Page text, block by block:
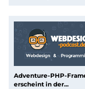
Adventure-PHP-
erscheint in der...